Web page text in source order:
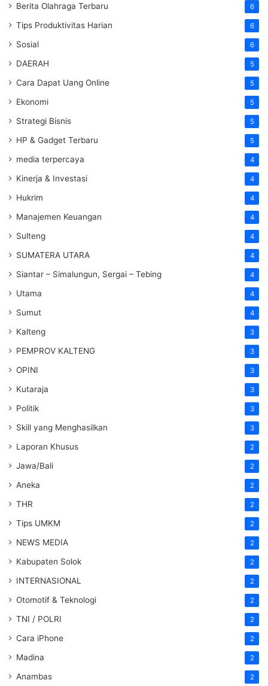
Berita Olahraga Terbaru 6
Tips Produktivitas Harian 6
Sosial 6
DAERAH 5
Cara Dapat Uang Online 5
Ekonomi 5
Strategi Bisnis 5
HP & Gadget Terbaru 5
media terpercaya 4
Kinerja & Investasi 4
Hukrim 4
Manajemen Keuangan 4
Sulteng 4
SUMATERA UTARA 4
Siantar – Simalungun, Sergai – Tebing 4
Utama 4
Sumut 4
Kalteng 3
PEMPROV KALTENG 3
OPINI 3
Kutaraja 3
Politik 3
Skill yang Menghasilkan 3
Laporan Khusus 2
Jawa/Bali 2
Aneka 2
THR 2
Tips UMKM 2
NEWS MEDIA 2
Kabupaten Solok 2
INTERNASIONAL 2
Otomotif & Teknologi 2
TNI / POLRI 2
Cara iPhone 2
Madina 2
Anambas 2